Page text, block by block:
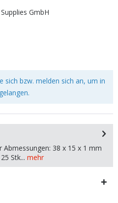
GmbH
sich bzw. melden sich an, um in
38 x 15 x 1 mm
Stk... mehr